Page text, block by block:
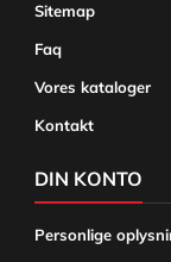
Sitemap
Faq
Vores kataloger
Kontakt
DIN KONTO
Personlige